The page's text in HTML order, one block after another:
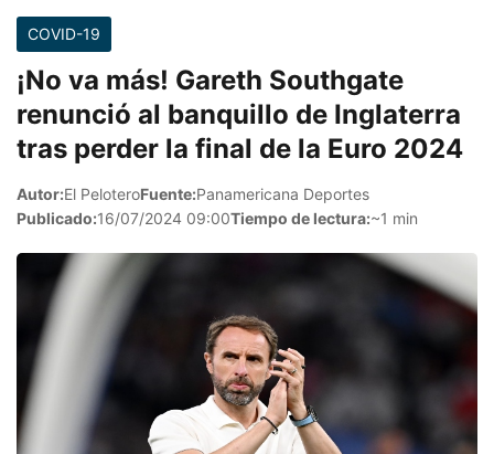
COVID-19
¡No va más! Gareth Southgate
renunció al banquillo de Inglaterra
tras perder la final de la Euro 2024
Autor:El PeloteroFuente:Panamericana Deportes
Publicado:16/07/2024 09:00Tiempo de lectura:~1 min